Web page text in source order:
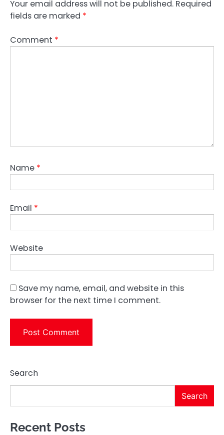
Your email address will not be published. Required
fields are marked *
Comment *
Name *
Email *
Website
Save my name, email, and website in this
browser for the next time I comment.
Search
Search
Recent Posts